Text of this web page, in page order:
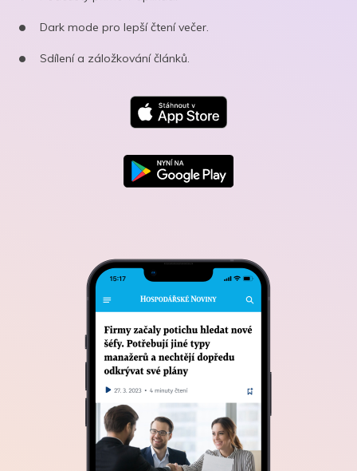
Dark mode pro lepší čtení večer.
Sdílení a záložkování článků.